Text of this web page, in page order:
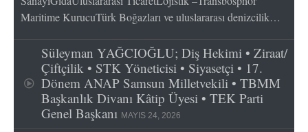
Maritime KurucuTürk Boğazları ve uluslararası denizcilik…
Süleyman YAĞCIOĞLU; Diş Hekimi • Ziraat/
Çiftçilik • STK Yöneticisi • Siyasetçi • 17.
Dönem ANAP Samsun Milletvekili • TBMM
Başkanlık Divanı Kâtip Üyesi • TEK Parti
Genel Başkanı MAYIS 24, 2026